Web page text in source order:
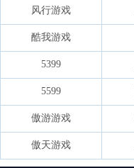
风行游戏
酷我游戏
5399
5599
傲游游戏
傲天游戏